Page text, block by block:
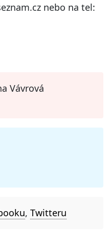
nebo na tel:
Vávrová
, Twitteru